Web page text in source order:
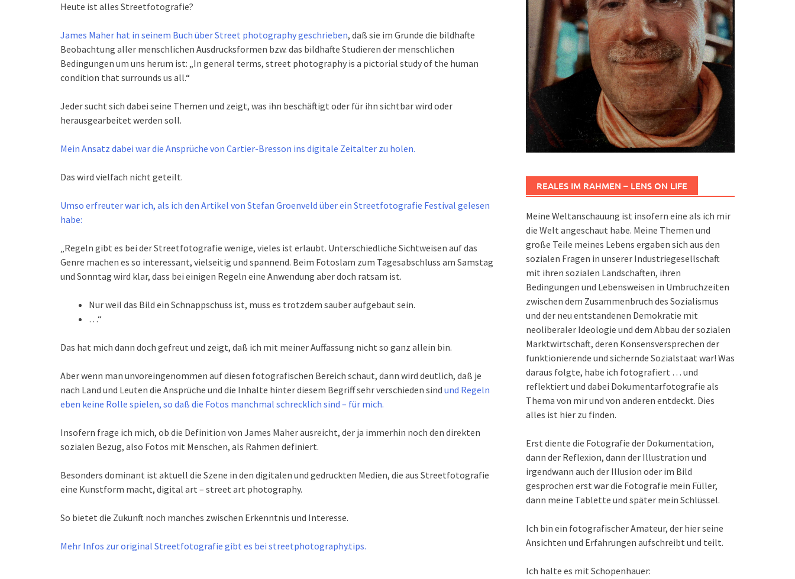
Heute ist alles Streetfotografie?
James Maher hat in seinem Buch über Street photography geschrieben, daß sie im Grunde die bildhafte
Beobachtung aller menschlichen Ausdrucksformen bzw. das bildhafte Studieren der menschlichen
Bedingungen um uns herum ist: „In general terms, street photography is a pictorial study of the human
condition that surrounds us all.“
Jeder sucht sich dabei seine Themen und zeigt, was ihn beschäftigt oder für ihn sichtbar wird oder
herausgearbeitet werden soll.
Mein Ansatz dabei war die Ansprüche von Cartier-Bresson ins digitale Zeitalter zu holen.
Das wird vielfach nicht geteilt.
Umso erfreuter war ich, als ich den Artikel von Stefan Groenveld über ein Streetfotografie Festival gelesen
habe:
„Regeln gibt es bei der Streetfotografie wenige, vieles ist erlaubt. Unterschiedliche Sichtweisen auf das
Genre machen es so interessant, vielseitig und spannend. Beim Fotoslam zum Tagesabschluss am Samstag
und Sonntag wird klar, dass bei einigen Regeln eine Anwendung aber doch ratsam ist.
Nur weil das Bild ein Schnappschuss ist, muss es trotzdem sauber aufgebaut sein.
…“
Das hat mich dann doch gefreut und zeigt, daß ich mit meiner Auffassung nicht so ganz allein bin.
Aber wenn man unvoreingenommen auf diesen fotografischen Bereich schaut, dann wird deutlich, daß je
nach Land und Leuten die Ansprüche und die Inhalte hinter diesem Begriff sehr verschieden sind und Regeln
eben keine Rolle spielen, so daß die Fotos manchmal schrecklich sind – für mich.
Insofern frage ich mich, ob die Definition von James Maher ausreicht, der ja immerhin noch den direkten
sozialen Bezug, also Fotos mit Menschen, als Rahmen definiert.
Besonders dominant ist aktuell die Szene in den digitalen und gedruckten Medien, die aus Streetfotografie
eine Kunstform macht, digital art – street art photography.
So bietet die Zukunft noch manches zwischen Erkenntnis und Interesse.
Mehr Infos zur original Streetfotografie gibt es bei streetphotography.tips.
REALES IM RAHMEN – LENS ON LIFE
Meine Weltanschauung ist insofern eine als ich mir
die Welt angeschaut habe. Meine Themen und
große Teile meines Lebens ergaben sich aus den
sozialen Fragen in unserer Industriegesellschaft
mit ihren sozialen Landschaften, ihren
Bedingungen und Lebensweisen in Umbruchzeiten
zwischen dem Zusammenbruch des Sozialismus
und der neu entstandenen Demokratie mit
neoliberaler Ideologie und dem Abbau der sozialen
Marktwirtschaft, deren Konsensversprechen der
funktionierende und sichernde Sozialstaat war! Was
daraus folgte, habe ich fotografiert … und
reflektiert und dabei Dokumentarfotografie als
Thema von mir und von anderen entdeckt. Dies
alles ist hier zu finden.
Erst diente die Fotografie der Dokumentation,
dann der Reflexion, dann der Illustration und
irgendwann auch der Illusion oder im Bild
gesprochen erst war die Fotografie mein Füller,
dann meine Tablette und später mein Schlüssel.
Ich bin ein fotografischer Amateur, der hier seine
Ansichten und Erfahrungen aufschreibt und teilt.
Ich halte es mit Schopenhauer: